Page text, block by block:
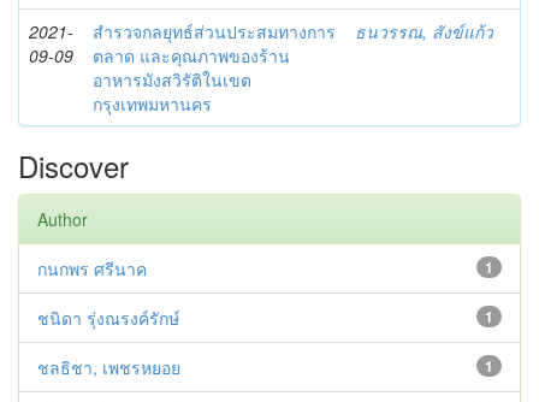
2021-
09-09
สำรวจกลยุทธ์ส่วนประสมทางการ
ตลาด และคุณภาพของร้าน
อาหารมังสวิรัติในเขต
กรุงเทพมหานคร
ธนวรรณ, สังข์แก้ว
Discover
Author
1
กนกพร ศรีนาค
1
ชนิดา รุ่งณรงค์รักษ์
1
ชลธิชา, เพชรหยอย